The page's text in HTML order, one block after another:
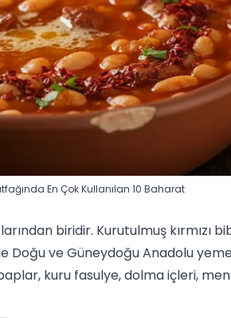
En Çok Kullanılan 10 Baharat
biridir. Kurutulmuş kırmızı
Doğu ve Güneydoğu Anadolu
kuru fasulye, dolma içleri,